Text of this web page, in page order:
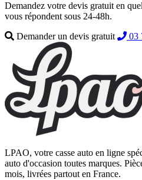
Demandez votre devis gratuit en
vous répondent sous 24-48h.
Demander un devis gratuit
03
LPAO, votre casse auto en ligne
auto d'occasion toutes marques.
mois, livrées partout en France.